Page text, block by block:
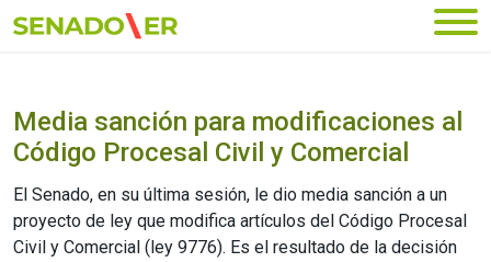
Ir al menú principal
Media sanción para modificaciones al
Código Procesal Civil y Comercial
El Senado, en su última sesión, le dio media sanción a un
proyecto de ley que modifica artículos del Código Procesal
Civil y Comercial (ley 9776). Es el resultado de la decisión